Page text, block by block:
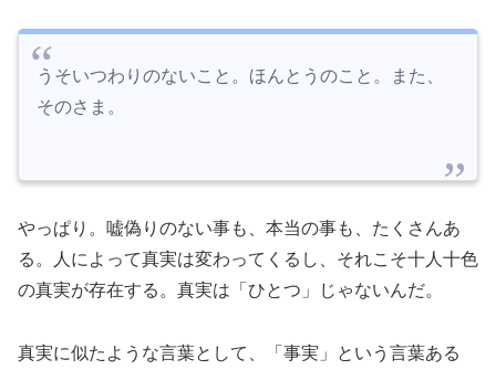
うそいつわりのないこと。ほんとうのこと。また、
そのさま。
やっぱり。嘘偽りのない事も、本当の事も、たくさんあ
る。人によって真実は変わってくるし、それこそ十人十色
の真実が存在する。真実は「ひとつ」じゃないんだ。
真実に似たような言葉として、「事実」という言葉ある